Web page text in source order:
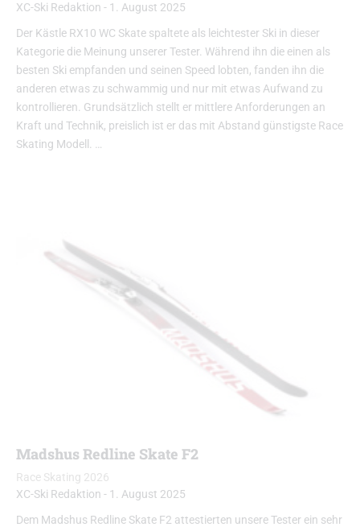
XC-Ski Redaktion - 1. August 2025
Der Kästle RX10 WC Skate spaltete als leichtester Ski in dieser
Kategorie die Meinung unserer Tester. Während ihn die einen als
besten Ski empfanden und seinen Speed lobten, fanden ihn die
anderen etwas zu schwammig und nur mit etwas Aufwand zu
kontrollieren. Grundsätzlich stellt er mittlere Anforderungen an
Kraft und Technik, preislich ist er das mit Abstand günstigste Race
Skating Modell. …
Madshus Redline Skate F2
Race Skating 2026
XC-Ski Redaktion - 1. August 2025
Dem Madshus Redline Skate F2 attestierten unsere Tester ein sehr